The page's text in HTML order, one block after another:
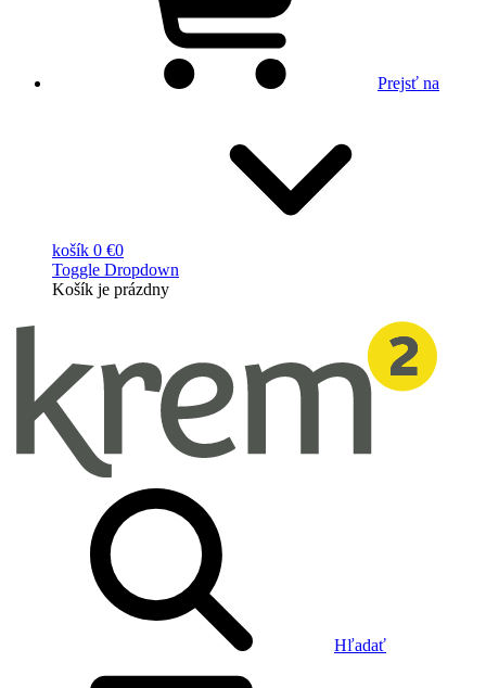
Prejsť na
košík 0 €0
Toggle Dropdown
Košík je prázdny
Hľadať